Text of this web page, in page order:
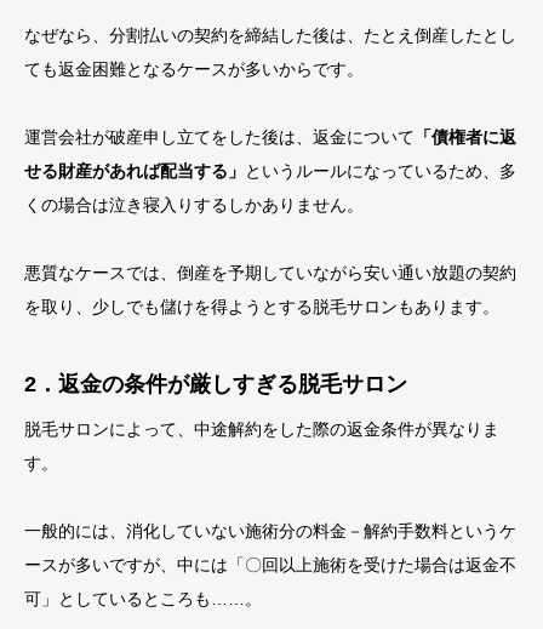
なぜなら、分割払いの契約を締結した後は、たとえ倒産したとし
ても返金困難となるケースが多いからです。
運営会社が破産申し立てをした後は、返金について 「債権者に返
せる財産があれば配当する」 というルールになっているため、多
くの場合は泣き寝入りするしかありません。
悪質なケースでは、倒産を予期していながら安い通い放題の契約
を取り、少しでも儲けを得ようとする脱毛サロンもあります。
2．返金の条件が厳しすぎる脱毛サロン
脱毛サロンによって、中途解約をした際の返金条件が異なりま
す。
一般的には、消化していない施術分の料金－解約手数料というケ
ースが多いですが、中には「〇回以上施術を受けた場合は返金不
可」としているところも……。